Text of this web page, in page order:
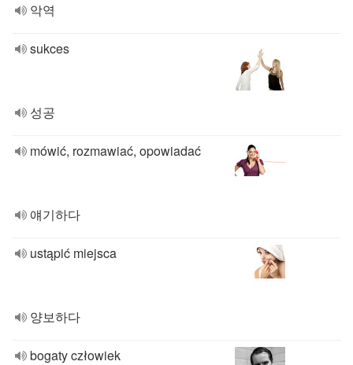
악역
sukces
성공
mówić, rozmawiać, opowiadać
얘기하다
ustąpić miejsca
양보하다
bogaty człowiek